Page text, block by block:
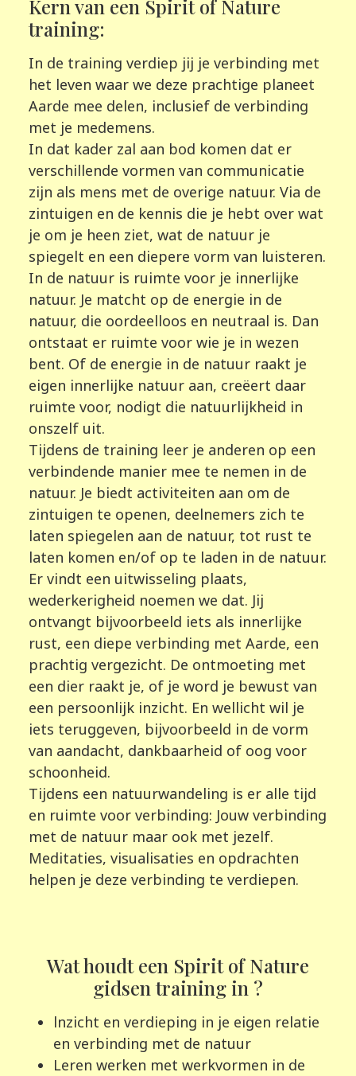
Kern van een Spirit of Nature
training:
In de training verdiep jij je verbinding met
het leven waar we deze prachtige planeet
Aarde mee delen, inclusief de verbinding
met je medemens.
In dat kader zal aan bod komen dat er
verschillende vormen van communicatie
zijn als mens met de overige natuur. Via de
zintuigen en de kennis die je hebt over wat
je om je heen ziet, wat de natuur je
spiegelt en een diepere vorm van luisteren.
In de natuur is ruimte voor je innerlijke
natuur. Je matcht op de energie in de
natuur, die oordeelloos en neutraal is. Dan
ontstaat er ruimte voor wie je in wezen
bent. Of de energie in de natuur raakt je
eigen innerlijke natuur aan, creëert daar
ruimte voor, nodigt die natuurlijkheid in
onszelf uit.
Tijdens de training leer je anderen op een
verbindende manier mee te nemen in de
natuur. Je biedt activiteiten aan om de
zintuigen te openen, deelnemers zich te
laten spiegelen aan de natuur, tot rust te
laten komen en/of op te laden in de natuur.
Er vindt een uitwisseling plaats,
wederkerigheid noemen we dat. Jij
ontvangt bijvoorbeeld iets als innerlijke
rust, een diepe verbinding met Aarde, een
prachtig vergezicht. De ontmoeting met
een dier raakt je, of je word je bewust van
een persoonlijk inzicht. En wellicht wil je
iets teruggeven, bijvoorbeeld in de vorm
van aandacht, dankbaarheid of oog voor
schoonheid.
Tijdens een natuurwandeling is er alle tijd
en ruimte voor verbinding: Jouw verbinding
met de natuur maar ook met jezelf.
Meditaties, visualisaties en opdrachten
helpen je deze verbinding te verdiepen.
Wat houdt een Spirit of Nature
gidsen training in ?
lnzicht en verdieping in je eigen relatie
en verbinding met de natuur
Leren werken met werkvormen in de